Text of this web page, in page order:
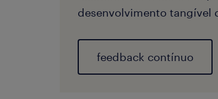
desenvolvimento tangível
feedback contínuo